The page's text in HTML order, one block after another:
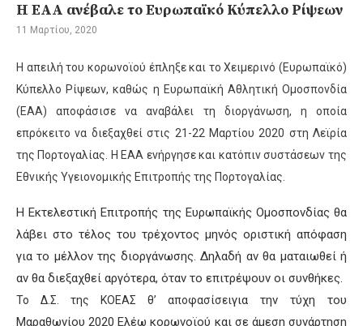
Η ΕΑΑ ανέβαλε το Ευρωπαϊκό Κύπελλο Ρίψεων
11 Μαρτίου, 2020
Η απειλή του κορωνοϊού έπληξε και το Χειμερινό (Ευρωπαϊκό)
Κύπελλο Ρίψεων, καθώς η Ευρωπαϊκή Αθλητική Ομοσπονδία
(ΕΑΑ) αποφάσισε να αναβάλει τη διοργάνωση, η οποία
επρόκειτο να διεξαχθεί στις 21-22 Μαρτίου 2020 στη Λεϊρία
της Πορτογαλίας.
Η ΕΑΑ ενήργησε και κατόπιν συστάσεων της
Εθνικής Υγειονομικής Επιτροπής της Πορτογαλίας.
Η Εκτελεστική Επιτροπής της Ευρωπαϊκής Ομοσπονδίας θα
λάβει στο τέλος του τρέχοντος μηνός οριστική απόφαση
για το μέλλον της διοργάνωσης. Δηλαδή αν θα ματαιωθεί ή
αν θα διεξαχθεί αργότερα, όταν το επιτρέψουν οι συνθήκες.
Το Δ.Σ. της ΚΟΕΑΣ θ’ αποφασίσειγια την τύχη του
Μαραθωνίου 2020Ελέω κορωνοϊού και σε άμεση συνάρτηση